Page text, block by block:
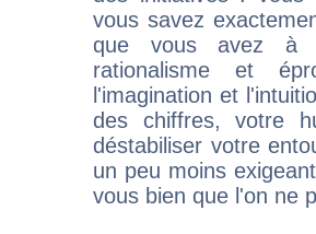
vous savez
que vous avez à
rationalisme et
l'imagination et
des chiffres, votre
déstabiliser votre
un peu moins
vous bien que l'on ne